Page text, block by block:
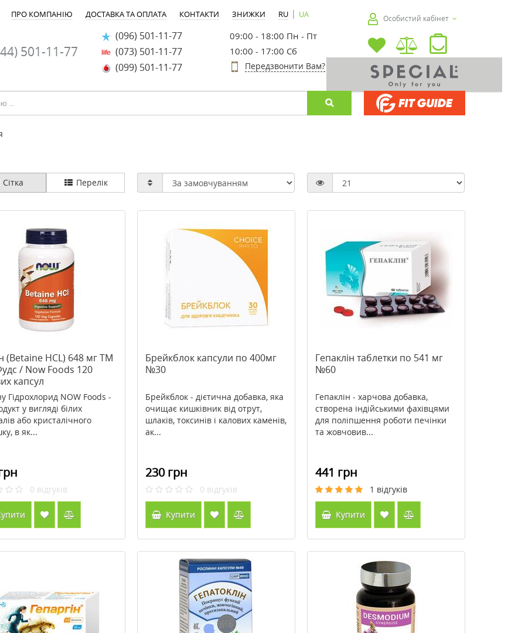
ПРО КОМПАНІЮ ДОСТАВКА ТА ОПЛАТА КОНТАКТИ ЗНИЖКИ RU | UA
501-11-77
(096) 501-11-77
(073) 501-11-77
(099) 501-11-77
09:00 - 18:00 Пн - Пт
10:00 - 17:00 Сб
Передзвонити Вам?
Особистий кабінет
(Холарест) Metagenics
>Антивікова нічна маска для
обличчя Babor HSR Lifting
Купити
>Cenitol® Metagenics (Ценітол)
Купити
>Bee Propolis
Сітка Перелік
(Betaine HCL) 648 мг ТМ
/ Now Foods 120
капсул
Гідрохлорид NOW Foods -
у вигляді білих
або кристалічного
в як...
0 відгуків
Брейкблок капсули по 400мг
№30
Брейкблок - дієтична добавка, яка
очищає кишківник від отрут,
шлаків, токсинів і калових каменів,
ак...
230 грн
0 відгуків
Купити
Гепаклін таблетки по 541 мг
№60
Гепаклін - харчова добавка,
створена індійськими фахівцями
для поліпшення роботи печінки
та жовчовив...
441 грн
1 відгуків
Купити